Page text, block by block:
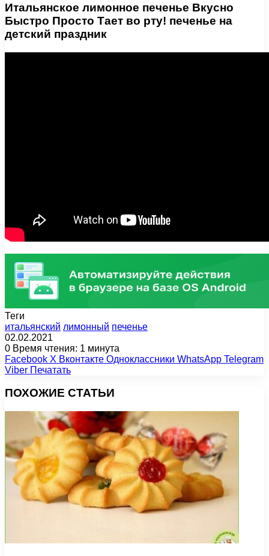
Итальянское лимонное печенье Вкусно
Быстро Просто Тает во рту! печенье на
детский праздник
Теги
итальянский лимонный печенье
02.02.2021
0 Время чтения: 1 минута
Facebook X Вконтакте Одноклассники WhatsApp Telegram
Viber Печатать
ПОХОЖИЕ СТАТЬИ